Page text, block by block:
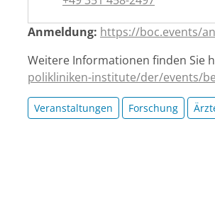
2025
06-
11T17:00:00+02:00
2025-
06-
Anmeldung: https://boc.events/
Weitere Informationen finden Sie
polikliniken-institute/der/events/
Veranstaltungen Forschung